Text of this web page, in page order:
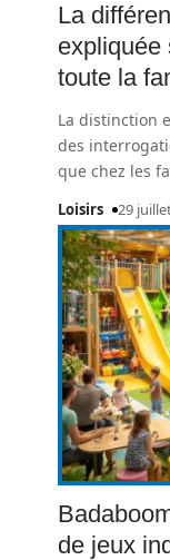
La
expliquée
toute la
La distinction
des
que chez les
Loisirs 29
de jeux